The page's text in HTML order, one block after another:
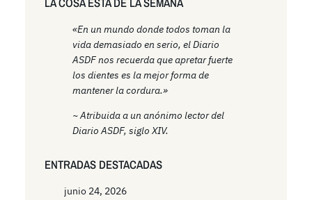
«En un mundo donde todos toman la
vida demasiado en serio, el Diario
ASDF nos recuerda que apretar fuerte
los dientes es la mejor forma de
mantener la cordura.»
~ Atribuida a un anónimo lector del
Diario ASDF, siglo XIV.
ENTRADAS DESTACADAS
junio 24, 2026